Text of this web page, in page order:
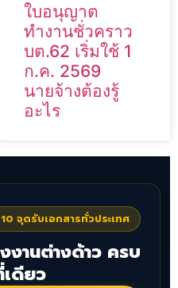
ใบอนุญาต
ทำงานชั่วคราว
บต.62 เริ่มใช้ 1
ก.ค. 2569
นายจ้างต้องรู้
อะไร
จุดรับเอกสารทั่วประเทศ
งานต่างด้าว ครบ
ดียว